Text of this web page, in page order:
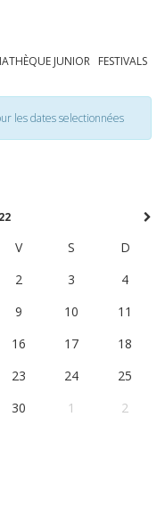
JUNIOR FESTIVALS
les dates selectionnées
V S
D
2 3
4
9 10
11
16 17
18
23 24
25
30 1 2